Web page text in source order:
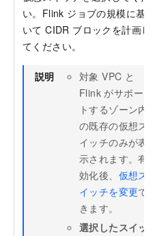
い。Flink ジョブの規模に基づ
いて CIDR ブロックを計画し
てください。
説明
対象 VPC と
Flink がサポー
トするゾーン内
の既存の仮想ス
イッチのみが表
示されます。有
効化後、 仮想ス
イッチを変更で
きます。
選択したスイッ